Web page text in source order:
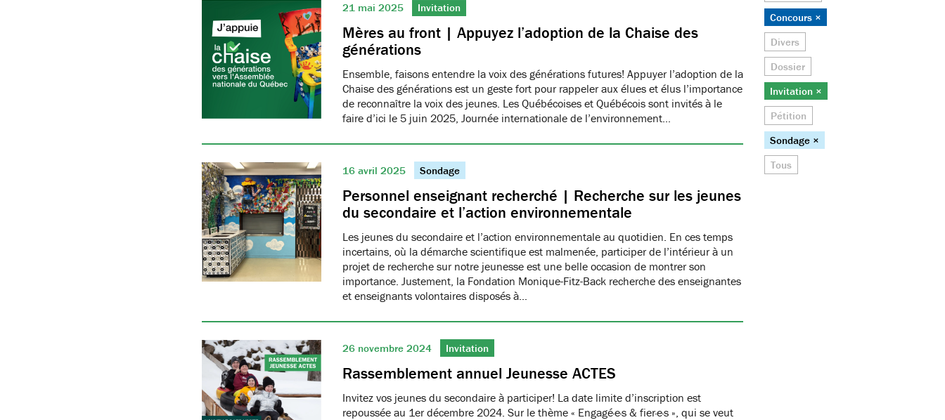
21 mai 2025 Invitation
Mères au front | Appuyez l’adoption de la Chaise des
générations
Ensemble, faisons entendre la voix des générations futures! Appuyer l’adoption de la
Chaise des générations est un geste fort pour rappeler aux élues et élus l’importance
de reconnaître la voix des jeunes. Les Québécoises et Québécois sont invités à le
faire d’ici le 5 juin 2025, Journée internationale de l’environnement…
16 avril 2025 Sondage
Personnel enseignant recherché | Recherche sur les jeunes
du secondaire et l’action environnementale
Les jeunes du secondaire et l’action environnementale au quotidien. En ces temps
incertains, où la démarche scientifique est malmenée, participer de l’intérieur à un
projet de recherche sur notre jeunesse est une belle occasion de montrer son
importance. Justement, la Fondation Monique-Fitz-Back recherche des enseignantes
et enseignants volontaires disposés à…
26 novembre 2024 Invitation
Rassemblement annuel Jeunesse ACTES
Invitez vos jeunes du secondaire à participer! La date limite d’inscription est
repoussée au 1er décembre 2024. Sur le thème « Engagé·e·s & fier·e·s », qui se veut
Concours ×
Divers
Dossier
Invitation ×
Pétition
Sondage ×
Tous